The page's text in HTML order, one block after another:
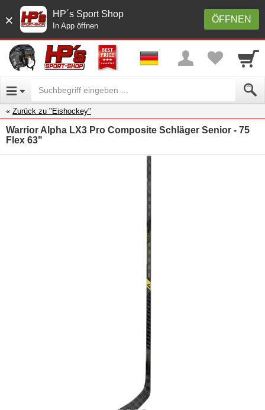
× ÖFFNEN
HP´s Sport Shop
In App öffnen
Zurück zu "Eishockey"
Warrior Alpha LX3 Pro Composite Schläger Senior - 75
Flex 63"